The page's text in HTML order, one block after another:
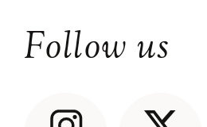
Follow us